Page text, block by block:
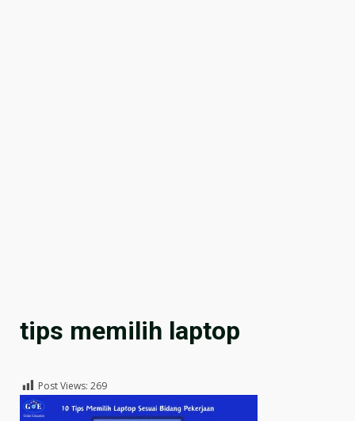
tips memilih laptop
Post Views: 269